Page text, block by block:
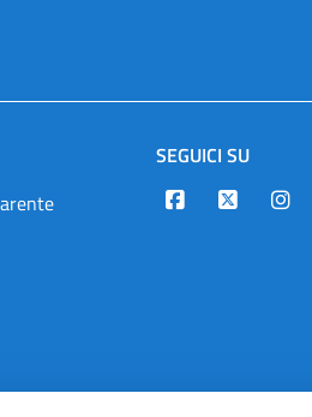
SEGUICI SU
Designers Italia
Twitter